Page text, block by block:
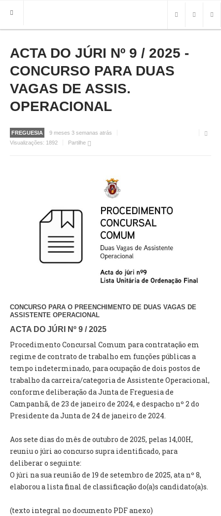
HOME
FREGUESIA
INFO
HISTÓRIA
TRANSPORTES
EXECUTIVO E PELOUROS
GRAVAÇÕES DAS REUNIÕES PÚBLICAS DO EXECUTIVO
DOCUMENTOS
ATAS E DOCUMENTOS DA ASSEMBLEIA
EDITAIS
REGULAMENTOS E TAXAS
PLANO E ORÇAMENTO
INVENTÁRIO
RECRUTAMENTO PESSOAL
CÓDIGO DE CONDUTA
ORÇAMENTO COLABORATIVO
FUNDO DE APOIO AO ASSOCIATIVISMO
ACTA DO JÚRI Nº 9 / 2025 -
CONCURSO PARA DUAS
VAGAS DE ASSIS.
OPERACIONAL
FREGUESIA
9 meses 3 semanas atrás
Visualizações: 1892 Partilhe
CONCURSO PARA O PREENCHIMENTO DE DUAS VAGAS DE
ASSISTENTE OPERACIONAL
ACTA DO JÚRI Nº 9 / 2025
Procedimento Concursal Comum para contratação em
regime de contrato de trabalho em funções públicas a
tempo indeterminado, para ocupação de dois postos de
trabalho da carreira/categoria de Assistente Operacional,
conforme deliberação da Junta de Freguesia de
Campanhã, de 23 de janeiro de 2024, e despacho nº 2 do
Presidente da Junta de 24 de janeiro de 2024.
Aos sete dias do mês de outubro de 2025, pelas 14,00H,
reuniu o júri ao concurso supra identificado, para
deliberar o seguinte:
O júri na sua reunião de 19 de setembro de 2025, ata nº 8,
elaborou a lista final de classificação do(a)s candidato(a)s.
(texto integral no documento PDF anexo)